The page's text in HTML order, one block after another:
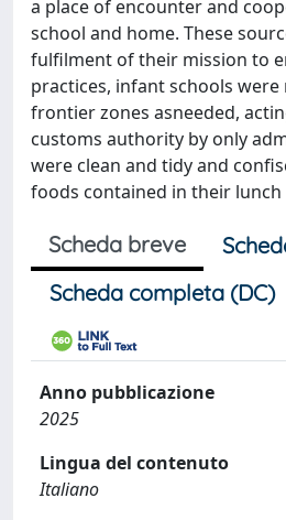
a place of encounter and
school and home. These
fulfilment of their mission to
practices, infant schools
frontier zones asneeded,
customs authority by only
were clean and tidy and
foods contained in their lunch
Scheda breve
Scheda completa (DC)
Anno pubblicazione
2025
Lingua del contenuto
Italiano